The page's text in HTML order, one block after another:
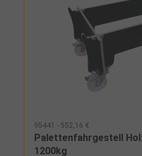
95441 - 552,16 €
Palettenfahrgestell
1200kg